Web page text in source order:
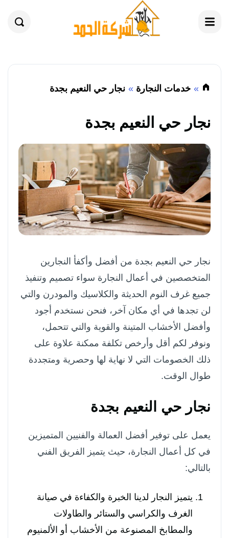
خدمات النجارة نجار حي النعيم بجدة
نجار حي النعيم بجدة
نجار حي النعيم بجدة من أفضل وأكفأ النجارين
المتخصصين في أعمال النجارة سواء تصميم وتنفيذ
جميع غرف النوم الحديثة والكلاسيك والمودرن والتي
لن تجدها في أي مكان آخر، فنحن نستخدم أجود
وأفضل الأخشاب المتينة والقوية والتي تتحمل،
ونوفر لكم أقل وأرخص تكلفة ممكنة علاوة على
ذلك الخصومات التي لا نهاية لها وحصرية ومتجددة
طوال الوقت.
نجار حي النعيم بجدة
يعمل على توفير أفضل العمالة والفنيين المتميزين
في كل أعمال النجارة، حيث يتميز الفريق الفني
بالتالي:
يتميز النجار لدينا الخبرة والكفاءة في صيانة
الغرف والكراسي والستائر والطاولات
والمطابخ المصنوعة من الأخشاب أو الألمنيوم